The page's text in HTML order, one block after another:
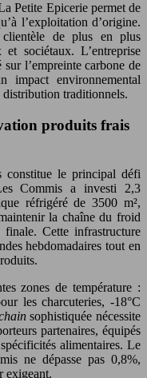
Petite Epicerie permet de
l’exploitation d’origine.
clientèle de plus en plus
sociétaux. L’entreprise
l’empreinte carbone de
impact environnemental
traditionnels.
produits frais
constitue le principal défi
Commis a investi 2,3
réfrigéré de 3500 m²,
la chaîne du froid
Cette infrastructure
hebdomadaires tout en
zones de température :
les charcuteries, -18°C
sophistiquée nécessite
partenaires, équipés
alimentaires. Le
ne dépasse pas 0,8%,
exigeant.